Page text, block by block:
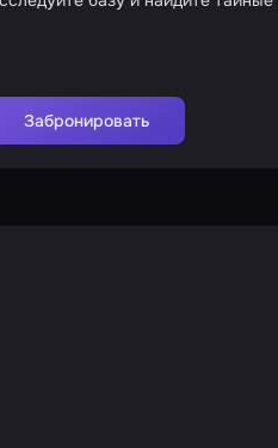
Забронировать